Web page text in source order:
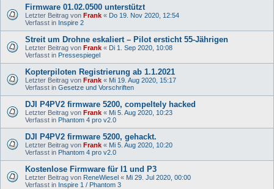
Firmware 01.02.0500 unterstützt
Letzter Beitrag von Frank « Do 19. Nov 2020, 12:54
Verfasst in Inspire 2
Streit um Drohne eskaliert – Pilot ersticht 55-Jährigen
Letzter Beitrag von Frank « Di 1. Sep 2020, 10:08
Verfasst in Pressespiegel
Kopterpiloten Registrierung ab 1.1.2021
Letzter Beitrag von Frank « Mi 19. Aug 2020, 15:17
Verfasst in Gesetze und Vorschriften
DJI P4PV2 firmware 5200, compeltely hacked
Letzter Beitrag von Frank « Mi 5. Aug 2020, 10:23
Verfasst in Phantom 4 pro v2.0
DJI P4PV2 firmware 5200, gehackt.
Letzter Beitrag von Frank « Mi 5. Aug 2020, 10:20
Verfasst in Phantom 4 pro v2.0
Kostenlose Firmware für I1 und P3
Letzter Beitrag von ReneWiesel « Mi 29. Jul 2020, 00:00
Verfasst in Inspire 1 / Phantom 3